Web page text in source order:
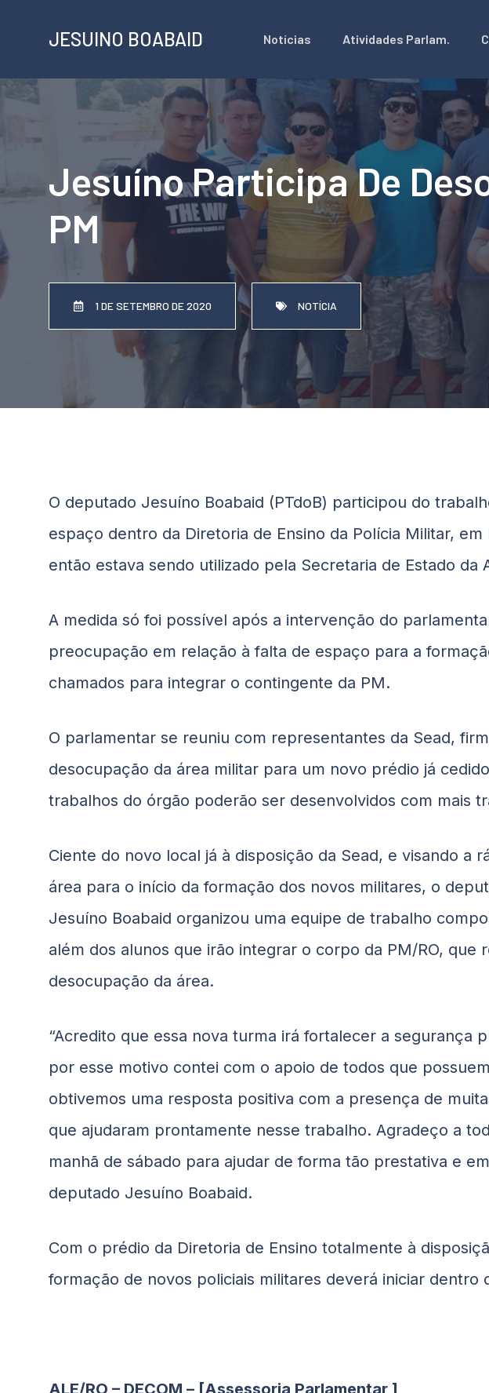
o
conteúdo
JESUINO BOABAID Notícias Atividades Parlam.
Jesuíno Participa De
PM
1 DE SETEMBRO DE 2020 NOTÍCIA
O deputado Jesuíno Boabaid (PTdoB) participou do
espaço dentro da Diretoria de Ensino da Polícia Militar,
então estava sendo utilizado pela Secretaria de Estado da
A medida só foi possível após a intervenção do
preocupação em relação à falta de espaço para a
chamados para integrar o contingente da PM.
O parlamentar se reuniu com representantes da Sead,
desocupação da área militar para um novo prédio já
trabalhos do órgão poderão ser desenvolvidos com mais
Ciente do novo local já à disposição da Sead, e visando a
área para o início da formação dos novos militares, o
Jesuíno Boabaid organizou uma equipe de trabalho
além dos alunos que irão integrar o corpo da PM/RO, que
desocupação da área.
“Acredito que essa nova turma irá fortalecer a segurança
por esse motivo contei com o apoio de todos que
obtivemos uma resposta positiva com a presença de
que ajudaram prontamente nesse trabalho. Agradeço a
manhã de sábado para ajudar de forma tão prestativa e
deputado Jesuíno Boabaid.
Com o prédio da Diretoria de Ensino totalmente à
formação de novos policiais militares deverá iniciar dentro
ALE/RO – DECOM – [Assessoria Parlamentar ]